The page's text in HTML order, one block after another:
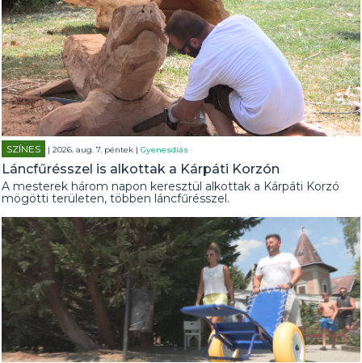
SZÍNES | 2026. aug. 7. péntek |Gyenesdiás
Láncfűrésszel is alkottak a Kárpáti Korzón
A mesterek három napon keresztül alkottak a Kárpáti Korzó
mögötti területen, többen láncfűrésszel.